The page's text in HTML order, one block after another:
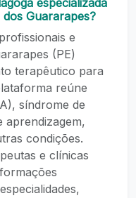
especializada
Guararapes?
e
(PE)
terapêutico para
reúne
síndrome de
aprendizagem,
condições.
e clínicas